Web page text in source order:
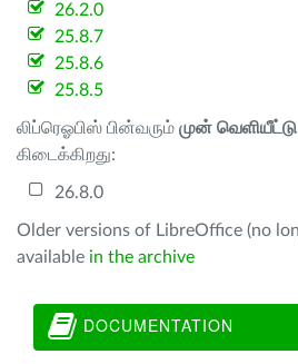
26.2.0
25.8.7
25.8.6
25.8.5
லிப்ரெஓபிஸ் பின்வரும் முன் வெளியீட்டு
கிடைக்கிறது:
26.8.0
Older versions of LibreOffice (no
available in the archive
DOCUMENTATION